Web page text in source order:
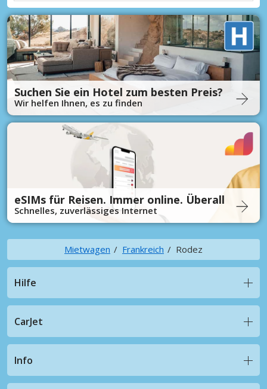
Suchen Sie ein Hotel zum besten Preis?
Wir helfen Ihnen, es zu finden
eSIMs für Reisen. Immer online. Überall
Schnelles, zuverlässiges Internet
Mietwagen Frankreich Rodez
Hilfe
CarJet
Info